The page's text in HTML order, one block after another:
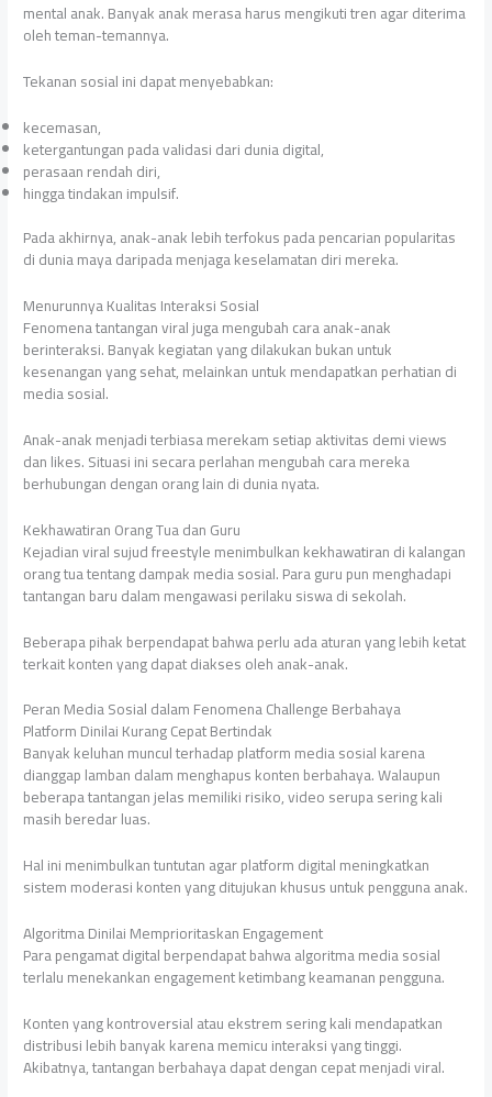
mental anak. Banyak anak merasa harus mengikuti tren agar diterima
oleh teman-temannya.
Tekanan sosial ini dapat menyebabkan:
kecemasan,
ketergantungan pada validasi dari dunia digital,
perasaan rendah diri,
hingga tindakan impulsif.
Pada akhirnya, anak-anak lebih terfokus pada pencarian popularitas
di dunia maya daripada menjaga keselamatan diri mereka.
Menurunnya Kualitas Interaksi Sosial
Fenomena tantangan viral juga mengubah cara anak-anak
berinteraksi. Banyak kegiatan yang dilakukan bukan untuk
kesenangan yang sehat, melainkan untuk mendapatkan perhatian di
media sosial.
Anak-anak menjadi terbiasa merekam setiap aktivitas demi views
dan likes. Situasi ini secara perlahan mengubah cara mereka
berhubungan dengan orang lain di dunia nyata.
Kekhawatiran Orang Tua dan Guru
Kejadian viral sujud freestyle menimbulkan kekhawatiran di kalangan
orang tua tentang dampak media sosial. Para guru pun menghadapi
tantangan baru dalam mengawasi perilaku siswa di sekolah.
Beberapa pihak berpendapat bahwa perlu ada aturan yang lebih ketat
terkait konten yang dapat diakses oleh anak-anak.
Peran Media Sosial dalam Fenomena Challenge Berbahaya
Platform Dinilai Kurang Cepat Bertindak
Banyak keluhan muncul terhadap platform media sosial karena
dianggap lamban dalam menghapus konten berbahaya. Walaupun
beberapa tantangan jelas memiliki risiko, video serupa sering kali
masih beredar luas.
Hal ini menimbulkan tuntutan agar platform digital meningkatkan
sistem moderasi konten yang ditujukan khusus untuk pengguna anak.
Algoritma Dinilai Memprioritaskan Engagement
Para pengamat digital berpendapat bahwa algoritma media sosial
terlalu menekankan engagement ketimbang keamanan pengguna.
Konten yang kontroversial atau ekstrem sering kali mendapatkan
distribusi lebih banyak karena memicu interaksi yang tinggi.
Akibatnya, tantangan berbahaya dapat dengan cepat menjadi viral.